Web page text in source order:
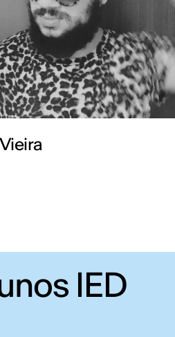
Raul Vieira
IED